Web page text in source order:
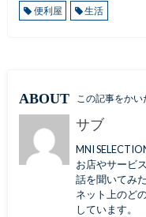
便利屋
生活
ABOUT この記事をかい
サブ
MNI
お店やサービ
話を聞いてみ
ネット上のど
しています。